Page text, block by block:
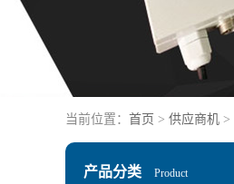
当前位置： 首页 > 供应商机 >
产品分类 Product